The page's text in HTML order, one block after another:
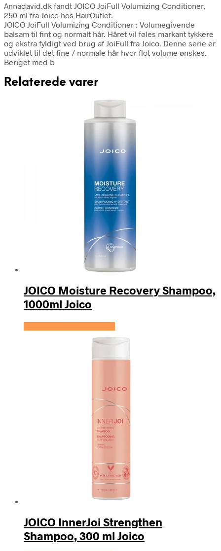
Annadavid.dk fandt JOICO JoiFull Volumizing Conditioner,
250 ml fra Joico hos HairOutlet.
JOICO JoiFull Volumizing Conditioner : Volumegivende
balsam til fint og normalt hår. Håret vil føles markant tykkere
og ekstra fyldigt ved brug af JoiFull fra Joico. Denne serie er
udviklet til det fine / normale hår hvor flot volume ønskes.
Beriget med b
Relaterede varer
JOICO Moisture Recovery Shampoo,
1000ml Joico
JOICO InnerJoi Strengthen
Shampoo, 300 ml Joico